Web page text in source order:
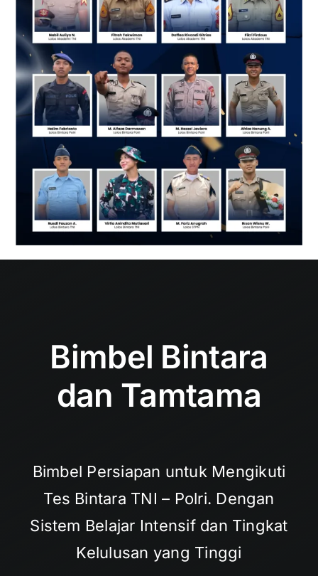
Bimbel Bintara
dan Tamtama
Bimbel Persiapan untuk Mengikuti
Tes Bintara TNI – Polri. Dengan
Sistem Belajar Intensif dan Tingkat
Kelulusan yang Tinggi